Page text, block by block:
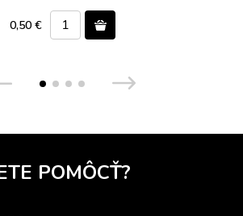
0,50 €
POMÔCŤ?